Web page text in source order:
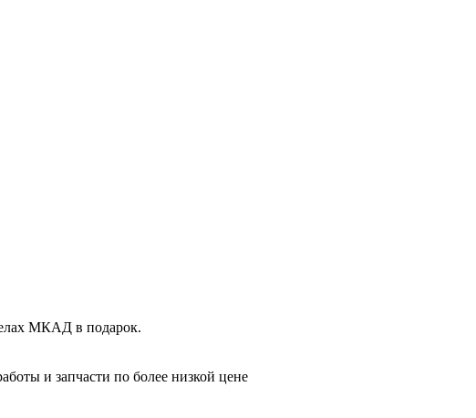
МКАД в подарок.
и запчасти по более низкой цене